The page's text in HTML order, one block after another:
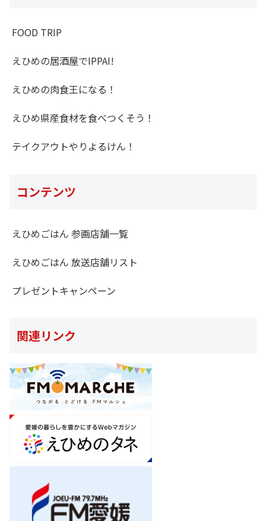
FOOD TRIP
えひめの居酒屋でIPPAI!
えひめの肉食王になる！
えひめ県産食材を食べつくそう！
テイクアウトやりよるけん！
コンテンツ
えひめごはん 参画店舗一覧
えひめごはん 放送店舗リスト
プレゼントキャンペーン
関連リンク